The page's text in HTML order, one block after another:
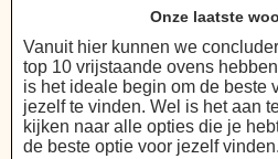
Onze laatste
Vanuit hier kunnen we
top 10 vrijstaande ovens
is het ideale begin om de beste
jezelf te vinden. Wel is het aan
kijken naar alle opties die je
de beste optie voor jezelf vinden.